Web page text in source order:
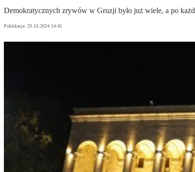
Demokratycznych zrywów w Gruzji było już wiele, a po
Publikacja: 29.10.2024 14:45